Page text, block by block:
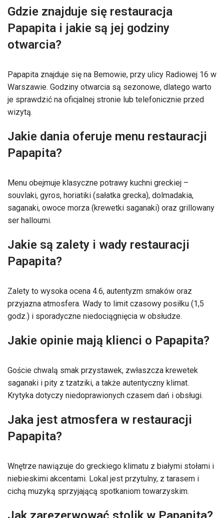
Gdzie znajduje się restauracja
Papapita i jakie są jej godziny
otwarcia?
Papapita znajduje się na Bemowie, przy ulicy Radiowej 16 w
Warszawie. Godziny otwarcia są sezonowe, dlatego warto
je sprawdzić na oficjalnej stronie lub telefonicznie przed
wizytą.
Jakie dania oferuje menu restauracji
Papapita?
Menu obejmuje klasyczne potrawy kuchni greckiej –
souvlaki, gyros, horiatiki (sałatka grecka), dolmadakia,
saganaki, owoce morza (krewetki saganaki) oraz grillowany
ser halloumi.
Jakie są zalety i wady restauracji
Papapita?
Zalety to wysoka ocena 4.6, autentyzm smaków oraz
przyjazna atmosfera. Wady to limit czasowy posiłku (1,5
godz.) i sporadyczne niedociągnięcia w obsłudze.
Jakie opinie mają klienci o Papapita?
Goście chwalą smak przystawek, zwłaszcza krewetek
saganaki i pity z tzatziki, a także autentyczny klimat.
Krytyka dotyczy niedoprawionych czasem dań i obsługi.
Jaka jest atmosfera w restauracji
Papapita?
Wnętrze nawiązuje do greckiego klimatu z białymi stołami i
niebieskimi akcentami. Lokal jest przytulny, z tarasem i
cichą muzyką sprzyjającą spotkaniom towarzyskim.